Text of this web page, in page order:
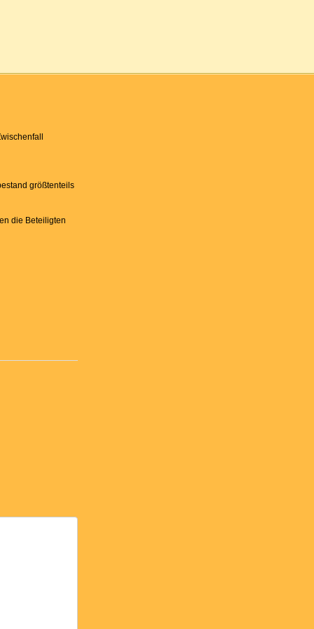
größtenteils
die Beteiligten